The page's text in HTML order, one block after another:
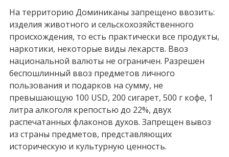
На территорию Доминиканы запрещено ввозить:
изделия животного и сельскохозяйственного
происхождения, то есть практически все продукты,
наркотики, некоторые виды лекарств. Ввоз
национальной валюты не ограничен. Разрешен
беспошлинный ввоз предметов личного
пользования и подарков на сумму, не
превышающую 100 USD, 200 сигарет, 500 г кофе, 1
литра алкоголя крепостью до 22%, двух
распечатанных флаконов духов. Запрещен вывоз
из страны предметов, представляющих
историческую и культурную ценность.